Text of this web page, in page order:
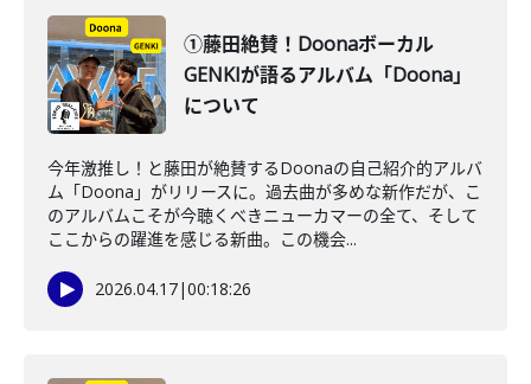
①藤田絶賛！Doonaボーカル
GENKIが語るアルバム「Doona」
について
今年激推し！と藤田が絶賛するDoonaの自己紹介的アルバ
ム「Doona」がリリースに。過去曲が多めな新作だが、こ
のアルバムこそが今聴くべきニューカマーの全て、そして
ここからの躍進を感じる新曲。この機会...
2026.04.17|00:18:26